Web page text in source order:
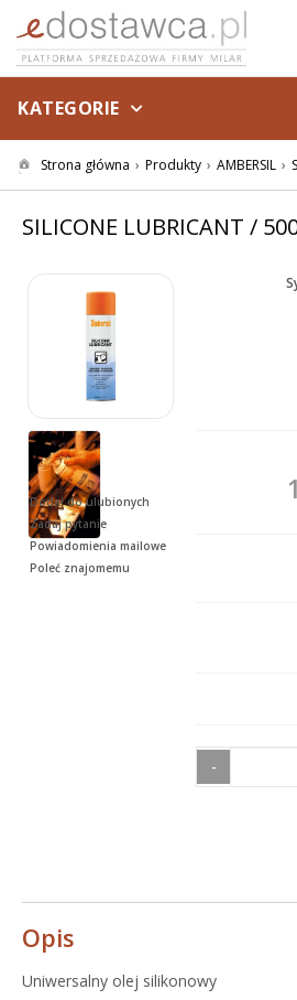
KATEGORIE
Strona główna Produkty AMBERSIL
SILICONE LUBRICANT /
-
Dodaj do ulubionych
Zadaj pytanie
Powiadomienia mailowe
Poleć znajomemu
Opis
Uniwersalny olej silikonowy